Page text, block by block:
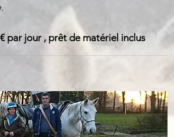
par jour , prêt de matériel inclus